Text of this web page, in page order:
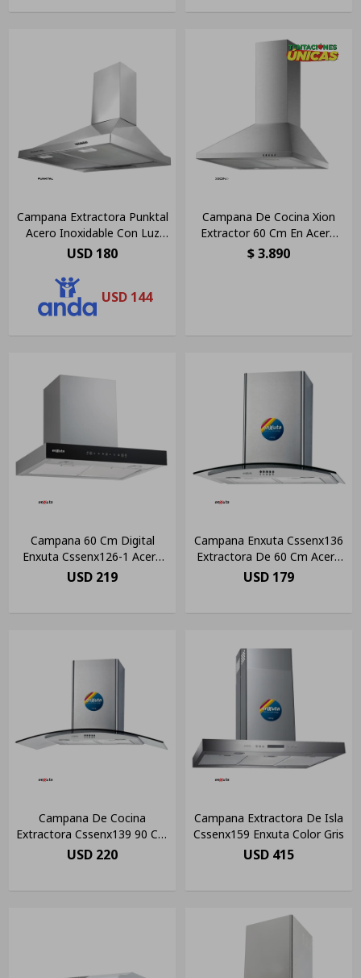
Campana Extractora Punktal
Acero Inoxidable Con Luz
Led
USD 180
USD 144
Campana De Cocina Xion
Extractor 60 Cm En Acero
Inox
$3.890
Campana 60 Cm Digital
Enxuta Cssenx126-1 Acero
Inoxidable
USD 219
Campana Enxuta Cssenx136
Extractora De 60 Cm Acero
Inoxidable
USD 179
Campana De Cocina
Extractora Cssenx139 90 Cm
Enxuta
USD 220
Campana Extractora De Isla
Cssenx159 Enxuta Color Gris
USD 415